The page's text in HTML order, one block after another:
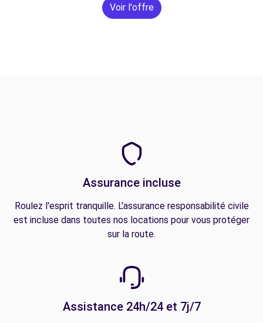
Voir l'offre
Assurance incluse
Roulez l'esprit tranquille. L'assurance responsabilité civile
est incluse dans toutes nos locations pour vous protéger
sur la route.
Assistance 24h/24 et 7j/7